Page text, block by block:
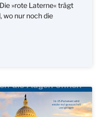
»rote Laterne« trägt
wo nur noch die